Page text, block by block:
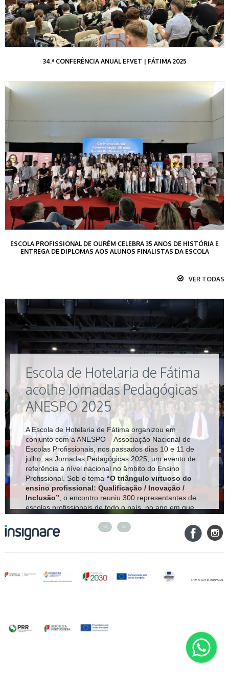
34.ª CONFERÊNCIA ANUAL EFVET | FÁTIMA 2025
ESCOLA PROFISSIONAL DE OURÉM CELEBRA 35 ANOS DE HISTÓRIA E
ENTREGA DE DIPLOMAS AOS ALUNOS FINALISTAS DA ESCOLA
VER TODAS
Escola de Hotelaria de Fátima
acolhe Jornadas Pedagógicas
ANESPO 2025
A Escola de Hotelaria de Fátima organizou em
conjunto com a ANESPO – Associação Nacional de
Escolas Profissionais, nos passados dias 10 e 11 de
julho, as Jornadas Pedagógicas 2025, um evento de
referência a nível nacional no âmbito do Ensino
Profissional. Sob o tema “O triângulo virtuoso do
ensino profissional: Qualificação / Inovação /
Inclusão” , o encontro reuniu 300 representantes de
escolas profissionais de todo o país, no ano em que
se assinalam 36 anos desde a criação das primeiras
Escolas Profissionais em Portugal.
< >